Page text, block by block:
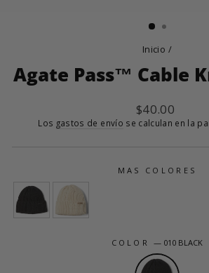
Inicio /
Agate Pass™ Cable
Precio
habitual
$40.00
Los gastos de envío se calculan en la
MAS COLORES
COLOR— 010 BLACK